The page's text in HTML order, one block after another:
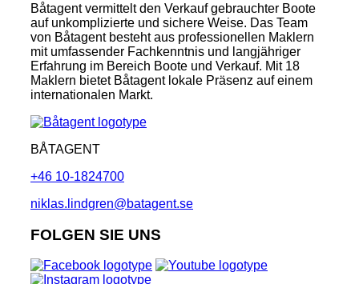
Båtagent vermittelt den Verkauf gebrauchter Boote
auf unkomplizierte und sichere Weise. Das Team
von Båtagent besteht aus professionellen Maklern
mit umfassender Fachkenntnis und langjähriger
Erfahrung im Bereich Boote und Verkauf. Mit 18
Maklern bietet Båtagent lokale Präsenz auf einem
internationalen Markt.
BÅTAGENT
+46 10-1824700
niklas.lindgren@batagent.se
FOLGEN SIE UNS